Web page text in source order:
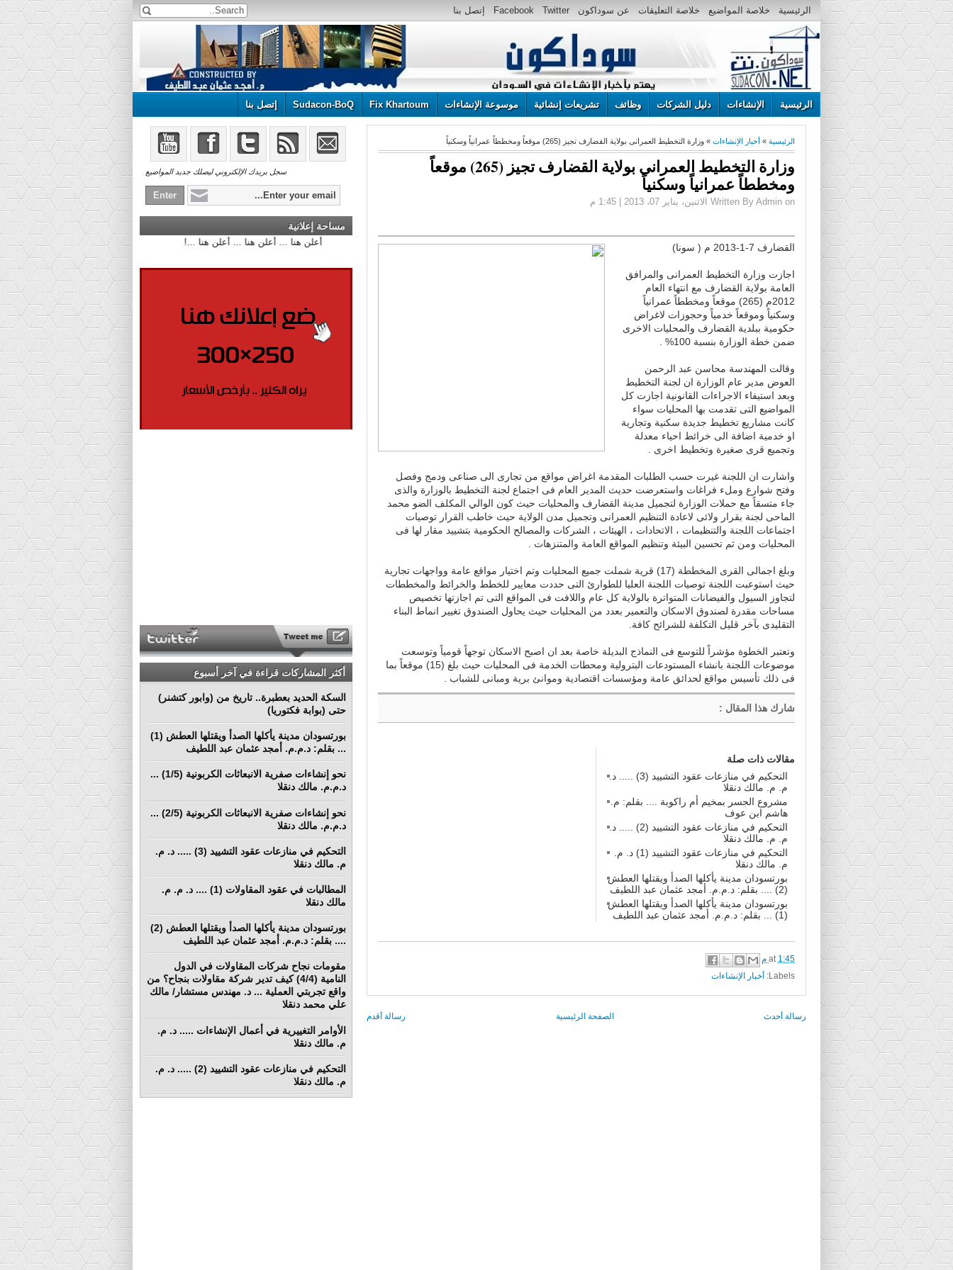
الرئيسية خلاصة المواضيع خلاصة التعليقات عن سوداكون Twitter
Facebook إتصل بنا
الرئيسية الإنشاءات دليل الشركات وظائف تشريعات إنشائية موسوعة الإنشاءات Fix Khartoum
Sudacon-BoQ إتصل بنا
الرئيسية » أخبار الإنشاءات » وزارة التخطيط العمرانى بولاية القضارف تجيز (265) موقعاً ومخططاً عمرانياً وسكنياً
وزارة التخطيط العمرانى بولاية القضارف تجيز (265) موقعاً
ومخططاً عمرانياً وسكنياً
Written By Admin on الاثنين، يناير 07، 2013 | 1:45 م
القضارف 7-1-2013 م ( سونا)
اجازت وزارة التخطيط العمرانى والمرافق
العامة بولاية القضارف مع انتهاء العام
2012م (265) موقعاً ومخططاً عمرانياً
وسكنياً وموقعاً خدمياً وحجوزات لاغراض
حكومية ببلدية القضارف والمحليات الاخرى
ضمن خطة الوزارة بنسبة 100% .
وقالت المهندسة محاسن عبد الرحمن
العوض مدير عام الوزارة ان لجنة التخطيط
وبعد استيفاء الاجراءات القانونية اجازت كل
المواضيع التى تقدمت بها المحليات سواء
كانت مشاريع تخطيط جديدة سكنية وتجارية
او خدمية اضافة الى خرائط احياء معدلة
وتجميع قرى صغيرة وتخطيط اخرى .
واشارت ان اللجنة غيرت حسب الطلبات المقدمة اغراض مواقع من تجارى الى صناعى ودمج وفصل
وفتح شوارع وملء فراغات واستعرضت حديث المدير العام فى اجتماع لجنة التخطيط بالوزارة والذى
جاء متسقاً مع حملات الوزارة لتجميل مدينة القضارف والمحليات حيث كون الوالي المكلف الضو محمد
الماحى لجنة بقرار ولائى لاعادة التنظيم العمرانى وتجميل مدن الولاية حيث خاطب القرار توصيات
اجتماعات اللجنة والتنظيمات ، الاتحادات ، الهيئات ، الشركات والمصالح الحكومية بتشييد مقار لها فى
المحليات ومن ثم تحسين البيئة وتنظيم المواقع العامة والمتنزهات .
وبلغ اجمالى القرى المخططة (17) قرية شملت جميع المحليات وتم اختيار مواقع عامة وواجهات تجارية
حيث استوعبت اللجنة توصيات اللجنة العليا للطوارئ التى حددت معايير للخطط والخرائط والمخططات
لتجاوز السيول والفيضانات المتواترة بالولاية كل عام واللافت فى المواقع التى تم اجازتها تخصيص
مساحات مقدرة لصندوق الاسكان والتعمير بعدد من المحليات حيث يحاول الصندوق تغيير انماط البناء
التقليدى بآخر قليل التكلفة للشرائح كافة.
وتعتبر الخطوة مؤشراً للتوسع فى النماذج البديلة خاصة بعد ان اصبح الاسكان توجهاً قومياً وتوسعت
موضوعات اللجنة بانشاء المستودعات البترولية ومحطات الخدمة فى المحليات حيث بلغ (15) موقعاً بما
فى ذلك تأسيس مواقع لحدائق عامة ومؤسسات اقتصادية وموانئ برية ومبانى للشباب .
شارك هذا المقال :
مقالات ذات صلة
التحكيم في منازعات عقود التشييد (3) ..... د.
م. م. مالك دنقلا
مشروع الجسر بمخيم أم راكوبة .... بقلم: م.
هاشم ابن عوف
التحكيم في منازعات عقود التشييد (2) ..... د.
م. م. مالك دنقلا
التحكيم في منازعات عقود التشييد (1) د. م.
م. مالك دنقلا
بورتسودان مدينة يأكلها الصدأ ويقتلها العطش
(2) .... بقلم: د.م.م. أمجد عثمان عبد اللطيف
بورتسودان مدينة يأكلها الصدأ ويقتلها العطش
(1) ... بقلم: د.م.م. أمجد عثمان عبد اللطيف
at 1:45 م
Labels:
أخبار الإنشاءات
رسالة أحدث رسالة أقدم الصفحة الرئيسية
سجل بريدك الإلكتروني ليصلك جديد المواضيع
مساحة إعلانية
أعلن هنا ... أعلن هنا ... أعلن هنا ...!
أكثر المشاركات قراءة في آخر أسبوع
السكة الحديد بعطبرة.. تاريخ من (وابور كتشنر)
حتى (بوابة فكتوريا)
بورتسودان مدينة يأكلها الصدأ ويقتلها العطش (1)
... بقلم: د.م.م. أمجد عثمان عبد اللطيف
نحو إنشاءات صفرية الانبعاثات الكربونية (1/5) ...
د.م.م. مالك دنقلا
نحو إنشاءات صفرية الانبعاثات الكربونية (2/5) ...
د.م.م. مالك دنقلا
التحكيم في منازعات عقود التشييد (3) ..... د. م.
م. مالك دنقلا
المطالبات في عقود المقاولات (1) .... د. م. م.
مالك دنقلا
بورتسودان مدينة يأكلها الصدأ ويقتلها العطش (2)
.... بقلم: د.م.م. أمجد عثمان عبد اللطيف
مقومات نجاح شركات المقاولات في الدول
النامية (4/4) كيف تدير شركة مقاولات بنجاح؟ من
واقع تجربتي العملية ... د. مهندس مستشار/ مالك
علي محمد دنقلا
الأوامر التغييرية في أعمال الإنشاءات ..... د. م.
م. مالك دنقلا
التحكيم في منازعات عقود التشييد (2) ..... د. م.
م. مالك دنقلا